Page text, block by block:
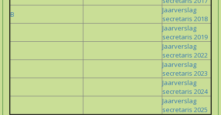
B
Jaarverslag
secretaris 2018
Jaarverslag
secretaris 2019
Jaarverslag
secretaris 2022
Jaarverslag
secretaris 2023
Jaarverslag
secretaris 2024
Jaarverslag
secretaris 2025